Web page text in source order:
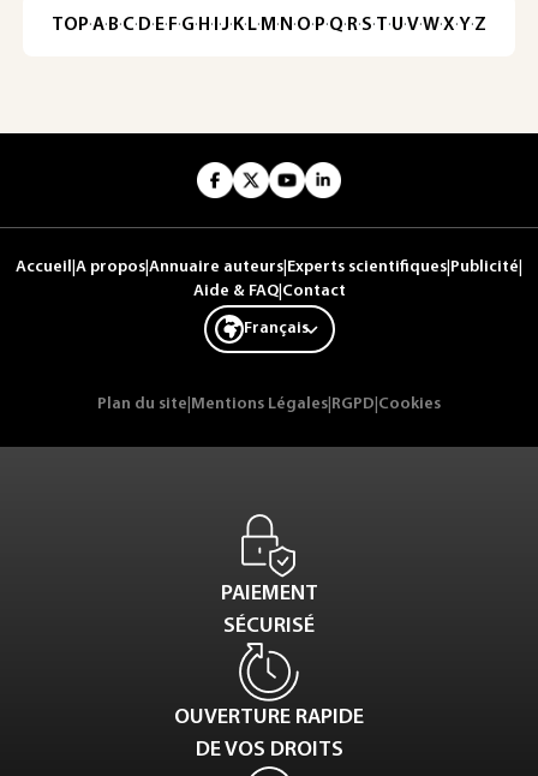
TOP·A·B·C· D· E· F·G· H · ·J· K· L· M · N ·O· P·Q· R·S·T·U·V·W·X·Y·Z
Accueil A propos Annuaire auteurs Experts scientifiques Publicité
Aide & FAQ| Contact
Français
Plan du site Mentions Légales RGPD Cookies
PAIEMENT
SÉCURISÉ
OUVERTURE RAPIDE
DE VOS DROITS